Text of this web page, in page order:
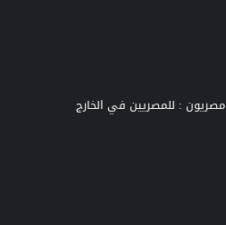
مصريون : للمصريين في الخارج